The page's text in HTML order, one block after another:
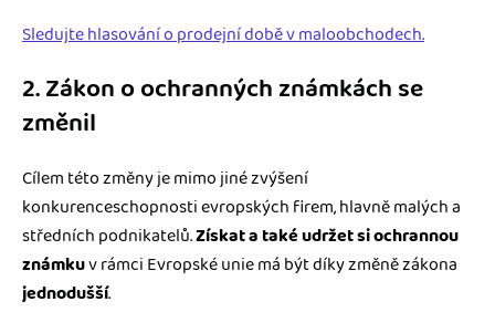
Sledujte hlasování o prodejní době v maloobchodech.
2. Zákon o ochranných známkách se
změnil
Cílem této změny je mimo jiné zvýšení
konkurenceschopnosti evropských firem, hlavně malých a
středních podnikatelů.Získat a také udržet si ochrannou
známkuv rámci Evropské unie má být díky změně zákona
jednodušší.